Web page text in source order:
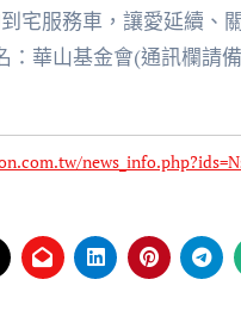
宅服務車，讓愛延續、
：華山基金會(通訊欄請